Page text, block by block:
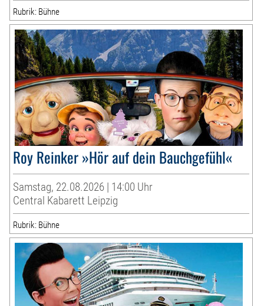
Rubrik: Bühne
Roy Reinker »Hör auf dein Bauchgefühl«
Samstag, 22.08.2026 | 14:00 Uhr
Central Kabarett Leipzig
Rubrik: Bühne